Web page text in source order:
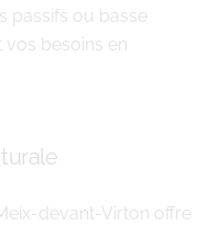
passifs ou basse
besoins en
devant-Virton offre